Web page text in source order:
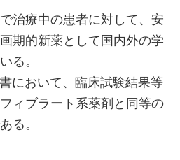
治療中の患者に対して、安
期的新薬として国内外の学
る。
において、臨床試験結果等
ィブラート系薬剤と同等の
る。